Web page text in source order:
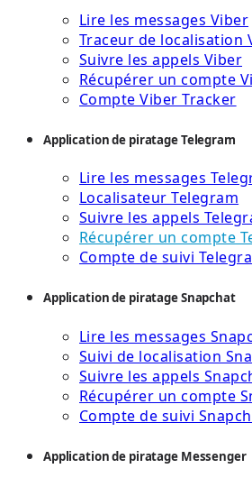
Lire les messages Viber
Traceur de localisation
Suivre les appels Viber
Récupérer un compte
Compte Viber Tracker
Application de piratage Telegram
Lire les messages
Localisateur Telegram
Suivre les appels
Récupérer un compte
Compte de suivi
Application de piratage Snapchat
Lire les messages
Suivi de localisation
Suivre les appels
Récupérer un compte
Compte de suivi
Application de piratage Messenger